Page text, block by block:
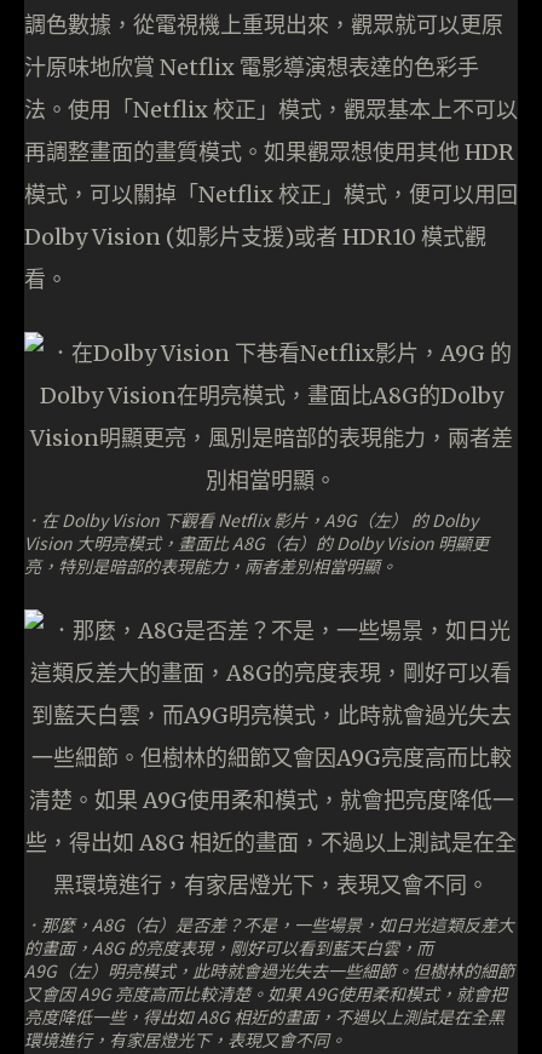
調色數據，從電視機上重現出來，觀眾就可以更原
汁原味地欣賞 Netflix 電影導演想表達的色彩手
法。使用「Netflix 校正」模式，觀眾基本上不可以
再調整畫面的畫質模式。如果觀眾想使用其他 HDR
模式，可以關掉「Netflix 校正」模式，便可以用回
Dolby Vision (如影片支援)或者 HDR10 模式觀
看。
．在 Dolby Vision 下觀看 Netflix 影片，A9G（左） 的 Dolby
Vision 大明亮模式，畫面比 A8G（右）的 Dolby Vision 明顯更
亮，特別是暗部的表現能力，兩者差別相當明顯。
．那麼，A8G（右）是否差？不是，一些場景，如日光這類反差大
的畫面，A8G 的亮度表現，剛好可以看到藍天白雲，而
A9G（左）明亮模式，此時就會過光失去一些細節。但樹林的細節
又會因 A9G 亮度高而比較清楚。如果 A9G使用柔和模式，就會把
亮度降低一些，得出如 A8G 相近的畫面，不過以上測試是在全黑
環境進行，有家居燈光下，表現又會不同。